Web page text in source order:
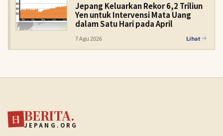
Jepang Keluarkan Rekor 6,2 Triliun
Yen untuk Intervensi Mata Uang
dalam Satu Hari pada April
7 Agu 2026 Lihat
日 BERITA.
JEPANG.ORG